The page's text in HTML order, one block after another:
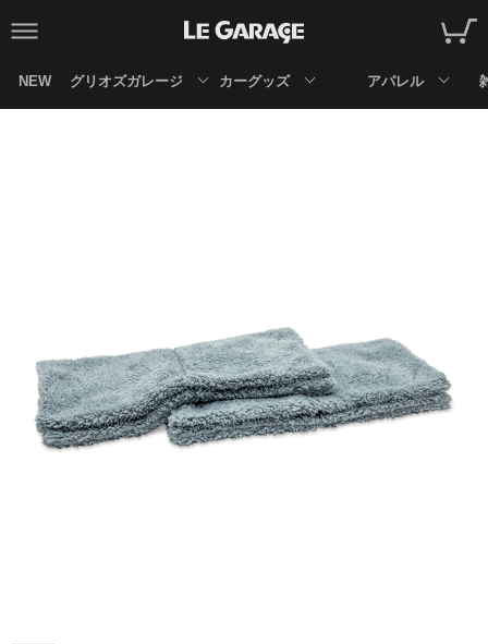
NEW グリオズガレージ カーグッズ アパレル